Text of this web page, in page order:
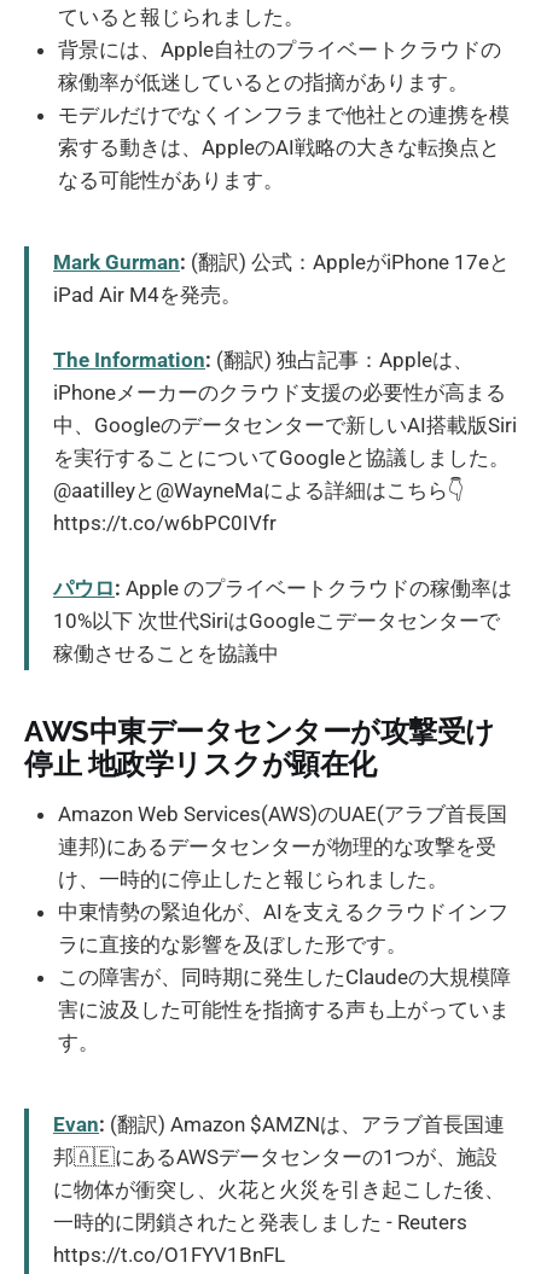
ていると報じられました。
背景には、Apple自社のプライベートクラウドの
稼働率が低迷しているとの指摘があります。
モデルだけでなくインフラまで他社との連携を模
索する動きは、AppleのAI戦略の大きな転換点と
なる可能性があります。
Mark Gurman: (翻訳) 公式：AppleがiPhone 17eと
iPad Air M4を発売。
The Information: (翻訳) 独占記事：Appleは、
iPhoneメーカーのクラウド支援の必要性が高まる
中、Googleのデータセンターで新しいAI搭載版Siri
を実行することについてGoogleと協議しました。
@aatilleyと@WayneMaによる詳細はこちら👇
https://t.co/w6bPC0IVfr
パウロ: Apple のプライベートクラウドの稼働率は
10%以下 次世代SiriはGoogleこデータセンターで
稼働させることを協議中
AWS中東データセンターが攻撃受け
停止 地政学リスクが顕在化
Amazon Web Services(AWS)のUAE(アラブ首長国
連邦)にあるデータセンターが物理的な攻撃を受
け、一時的に停止したと報じられました。
中東情勢の緊迫化が、AIを支えるクラウドインフ
ラに直接的な影響を及ぼした形です。
この障害が、同時期に発生したClaudeの大規模障
害に波及した可能性を指摘する声も上がっていま
す。
Evan: (翻訳) Amazon $AMZNは、アラブ首長国連
邦🇦🇪にあるAWSデータセンターの1つが、施設
に物体が衝突し、火花と火災を引き起こした後、
一時的に閉鎖されたと発表しました - Reuters
https://t.co/O1FYV1BnFL